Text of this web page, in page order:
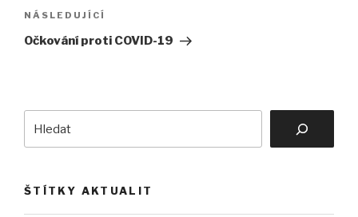
pro
příspěvek
Následující
příspěvek
NÁSLEDUJÍCÍ
Očkování proti COVID-19
ŠTÍTKY AKTUALIT